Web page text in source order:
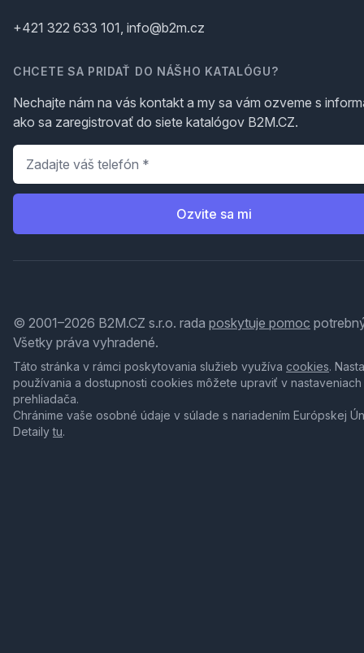
+421 322 633 101, info@b2m.cz
CHCETE SA PRIDAŤ DO NÁŠHO KATALÓGU?
Nechajte nám na vás kontakt a my sa vám ozveme s
ako sa zaregistrovať do siete katalógov B2M.CZ.
Telefón
Ozvite sa mi
© 2001–2026 B2M.CZ s.r.o. rada poskytuje pomoc
Všetky práva vyhradené.
Táto stránka v rámci poskytovania služieb využíva cookies.
používania a dostupnosti cookies môžete upraviť v nastaveniach
prehliadača.
Chránime vaše osobné údaje v súlade s nariadením Európskej
Detailytu.